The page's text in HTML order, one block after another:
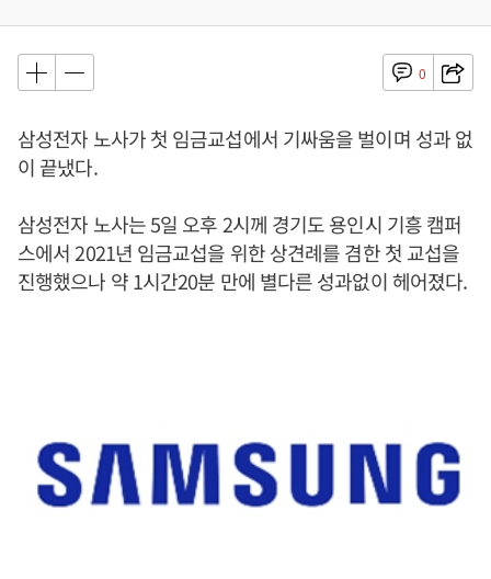
0
삼성전자 노사가 첫 임금교섭에서 기싸움을 벌이며 성과 없
이 끝냈다.
삼성전자 노사는 5일 오후 2시께 경기도 용인시 기흥 캠퍼
스에서 2021년 임금교섭을 위한 상견례를 겸한 첫 교섭을
진행했으나 약 1시간20분 만에 별다른 성과없이 헤어졌다.